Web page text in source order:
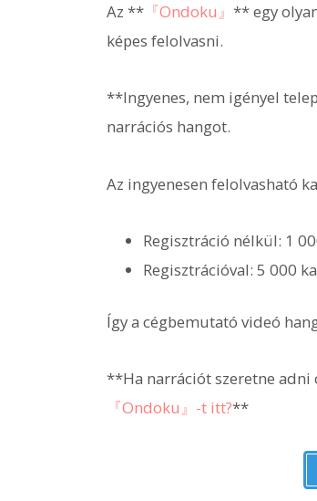
Az ** 『Ondoku』 ** egy
képes felolvasni.
**Ingyenes, nem igényel
narrációs hangot.
Az ingyenesen felolvasható
Regisztráció nélkül: 1
Regisztrációval: 5 000
Így a cégbemutató videó
**Ha narrációt szeretne adni
『Ondoku』-t itt?**